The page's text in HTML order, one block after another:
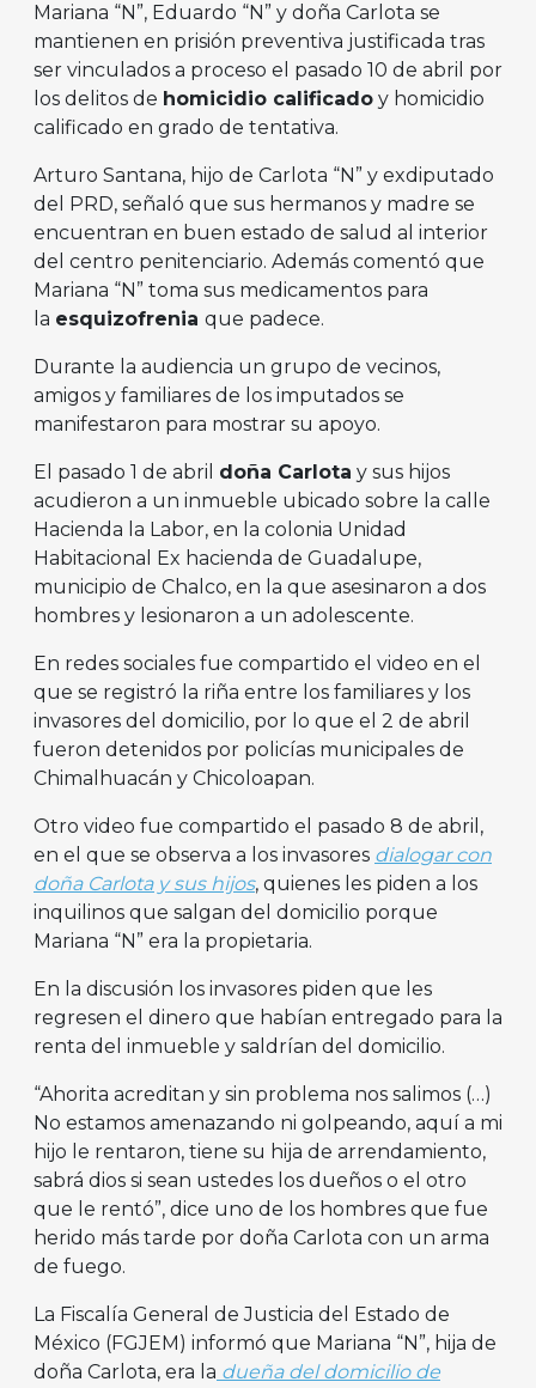
Mariana “N”, Eduardo “N” y doña Carlota se
mantienen en prisión preventiva justificada tras
ser vinculados a proceso el pasado 10 de abril por
los delitos de homicidio calificado y homicidio
calificado en grado de tentativa.
Arturo Santana, hijo de Carlota “N” y exdiputado
del PRD, señaló que sus hermanos y madre se
encuentran en buen estado de salud al interior
del centro penitenciario. Además comentó que
Mariana “N” toma sus medicamentos para
la esquizofrenia que padece.
Durante la audiencia un grupo de vecinos,
amigos y familiares de los imputados se
manifestaron para mostrar su apoyo.
El pasado 1 de abril doña Carlota y sus hijos
acudieron a un inmueble ubicado sobre la calle
Hacienda la Labor, en la colonia Unidad
Habitacional Ex hacienda de Guadalupe,
municipio de Chalco, en la que asesinaron a dos
hombres y lesionaron a un adolescente.
En redes sociales fue compartido el video en el
que se registró la riña entre los familiares y los
invasores del domicilio, por lo que el 2 de abril
fueron detenidos por policías municipales de
Chimalhuacán y Chicoloapan.
Otro video fue compartido el pasado 8 de abril,
en el que se observa a los invasores dialogar con
doña Carlota y sus hijos, quienes les piden a los
inquilinos que salgan del domicilio porque
Mariana “N” era la propietaria.
En la discusión los invasores piden que les
regresen el dinero que habían entregado para la
renta del inmueble y saldrían del domicilio.
“Ahorita acreditan y sin problema nos salimos (…)
No estamos amenazando ni golpeando, aquí a mi
hijo le rentaron, tiene su hija de arrendamiento,
sabrá dios si sean ustedes los dueños o el otro
que le rentó”, dice uno de los hombres que fue
herido más tarde por doña Carlota con un arma
de fuego.
La Fiscalía General de Justicia del Estado de
México (FGJEM) informó que Mariana “N”, hija de
doña Carlota, era la dueña del domicilio de